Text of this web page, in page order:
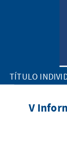
TÍTULO
V